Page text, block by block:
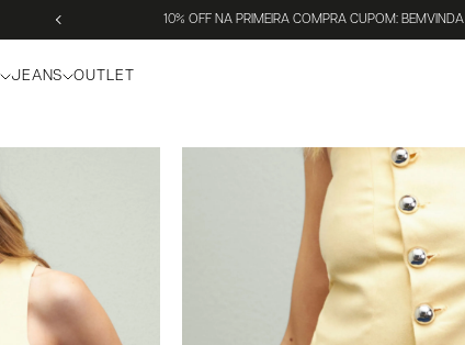
10% OFF NA PRIMEIRA COMPRA CUPOM: BEMVINDA
JEANS OUTLET